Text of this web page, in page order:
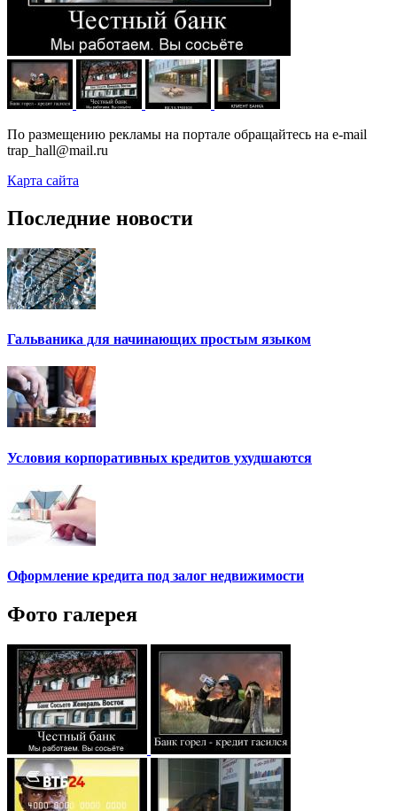
По размещению рекламы на портале обращайтесь на e-mail
trap_hall@mail.ru
Карта сайта
Последние новости
Гальваника для начинающих простым языком
Условия корпоративных кредитов ухудшаются
Оформление кредита под залог недвижимости
Фото галерея